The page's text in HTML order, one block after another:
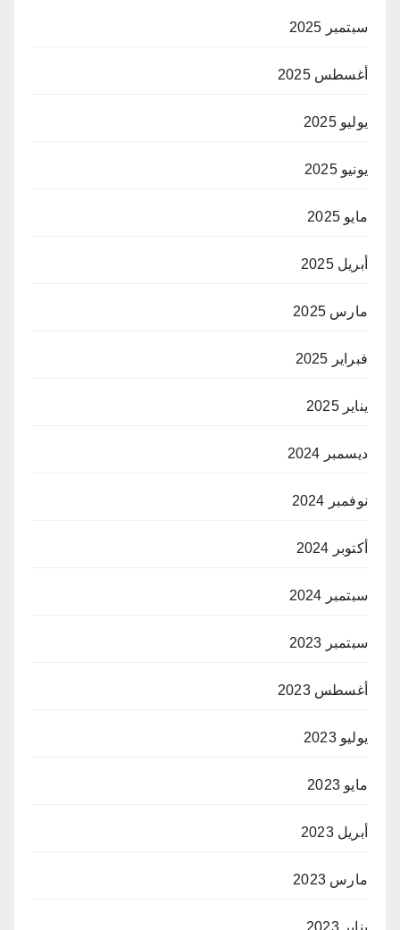
سبتمبر 2025
أغسطس 2025
يوليو 2025
يونيو 2025
مايو 2025
أبريل 2025
مارس 2025
فبراير 2025
يناير 2025
ديسمبر 2024
نوفمبر 2024
أكتوبر 2024
سبتمبر 2024
سبتمبر 2023
أغسطس 2023
يوليو 2023
مايو 2023
أبريل 2023
مارس 2023
يناير 2023